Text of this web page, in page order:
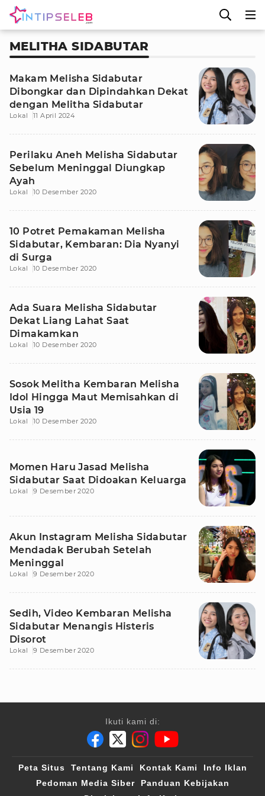
MELITHA SIDABUTAR
Makam Melisha Sidabutar
Dibongkar dan Dipindahkan Dekat
dengan Melitha Sidabutar
Lokal 11 April 2024
Perilaku Aneh Melisha Sidabutar
Sebelum Meninggal Diungkap
Ayah
Lokal 10 Desember 2020
10 Potret Pemakaman Melisha
Sidabutar, Kembaran: Dia Nyanyi
di Surga
Lokal 10 Desember 2020
Ada Suara Melisha Sidabutar
Dekat Liang Lahat Saat
Dimakamkan
Lokal 10 Desember 2020
Sosok Melitha Kembaran Melisha
Idol Hingga Maut Memisahkan di
Usia 19
Lokal 10 Desember 2020
Momen Haru Jasad Melisha
Sidabutar Saat Didoakan Keluarga
Lokal 9 Desember 2020
Akun Instagram Melisha Sidabutar
Mendadak Berubah Setelah
Meninggal
Lokal 9 Desember 2020
Sedih, Video Kembaran Melisha
Sidabutar Menangis Histeris
Disorot
Lokal 9 Desember 2020
Ikuti kami di:
Peta Situs Tentang Kami Kontak Kami
Info Iklan
Pedoman Media Siber
Panduan Kebijakan